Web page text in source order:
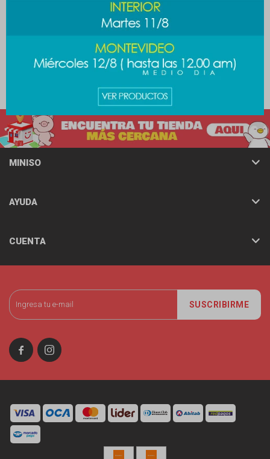
Vaso acero Barbie 500ml
$ 789
SUSCRIBIRME
 
MINISO
AYUDA
CUENTA